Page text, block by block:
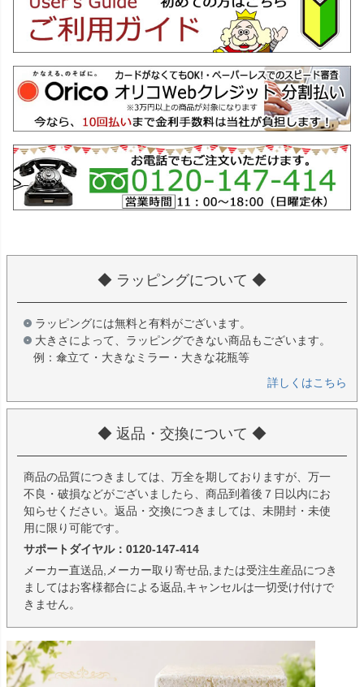
◆ ラッピングについて ◆
ラッピングには無料と有料がございます。
大きさによって、ラッピングできない商品もございます。
例：傘立て・大きなミラー・大きな花瓶等
詳しくはこちら
◆ 返品・交換について ◆
商品の品質につきましては、万全を期しておりますが、万一
不良・破損などがございましたら、商品到着後７日以内にお
知らせください。返品・交換につきましては、未開封・未使
用に限り可能です。
サポートダイヤル：0120-147-414
メーカー直送品,メーカー取り寄せ品,または受注生産品につき
ましてはお客様都合による返品,キャンセルは一切受け付けで
きません。